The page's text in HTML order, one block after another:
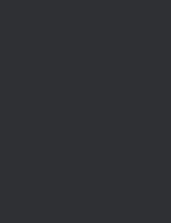
項檢
不
小